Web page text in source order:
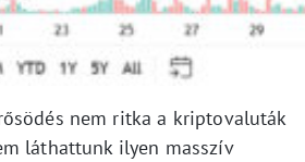
nem ritka a kriptovaluták
láthattunk ilyen masszív